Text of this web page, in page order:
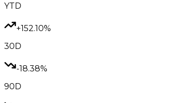
YTD
+152.10%
30D
-18.38%
90D